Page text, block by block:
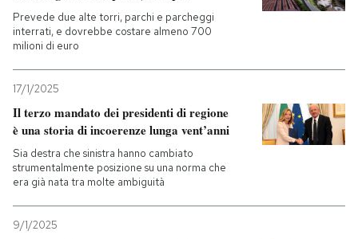
Prevede due alte torri, parchi e parcheggi
interrati, e dovrebbe costare almeno 700
milioni di euro
17/1/2025
Il terzo mandato dei presidenti di regione
è una storia di incoerenze lunga vent’anni
Sia destra che sinistra hanno cambiato
strumentalmente posizione su una norma che
era già nata tra molte ambiguità
9/1/2025